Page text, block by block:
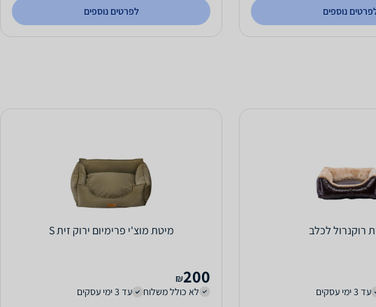
נוספים
לפרטים נוספים
רוקנרול לכלב
עד 3 ימי עסקים
מיטת מוצ'י פרימיום ירוק זית S
200
₪
לא כולל משלוח
עד 3 ימי עסקים